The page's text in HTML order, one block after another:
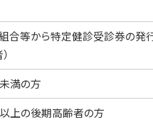
合等から特定健診受診券の発
満の方
上の後期高齢者の方